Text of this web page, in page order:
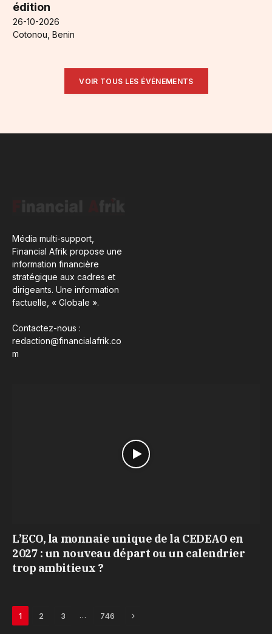
édition
26-10-2026
Cotonou, Benin
VOIR TOUS LES ÉVÉNEMENTS
Média multi-support,
Financial Afrik propose une
information financière
stratégique aux cadres et
dirigeants. Une information
factuelle, « Globale ».
Contactez-nous :
redaction@financialafrik.co
m
L’ECO, la monnaie unique de la CEDEAO en
2027 : un nouveau départ ou un calendrier
trop ambitieux ?
1 2 3 … 746 Next